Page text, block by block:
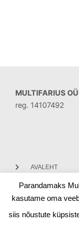
MULTIFARIUS OÜ
reg. 14107492
AVALEHT
KONTAKT
Parandamaks
kasutame oma
siis nõustute